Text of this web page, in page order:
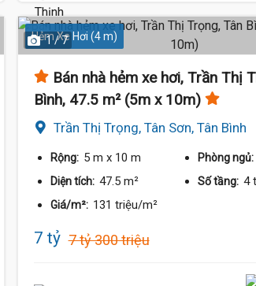
Hẻm Xe Hơi (4 m)
1 / 7
Bán nhà hẻm xe hơi, Trần Thị
Bình, 47.5 m² (5m x 10m)
Trần Thị Trọng, Tân Sơn, Tân Bình
Rộng: 5 m x 10 m Phòng ngủ:
Diện tích: 47.5 m² Số tầng: 4
Giá/m²: 131 triệu/m²
7 tỷ 7 tỷ 300 triệu